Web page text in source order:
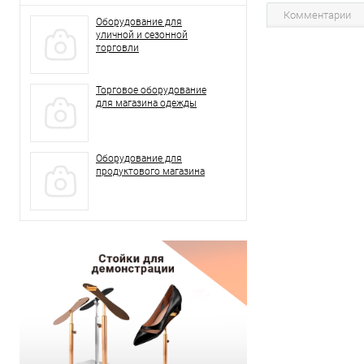
Оборудование для
уличной и сезонной
торговли
Торговое оборудование
для магазина одежды
Оборудование для
продуктового магазина
Комментарии